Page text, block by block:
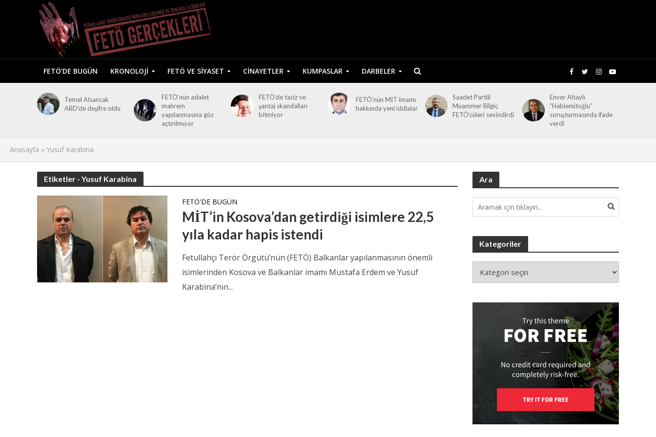
FETÖ’DE BUGÜN KRONOLOJI FETÖ VE SIYASET CINAYETLER KUMPASLAR DARBELER
Temel Alsancak
ABD’de deşifre oldu
FETÖ’nün adalet
mahrem
yapılanmasına göz
açtırılmıyor
FETÖ’de taciz ve
şantaj skandalları
bitmiyor
FETÖ’nün MİT imamı
hakkında yeni iddialar
Saadet Partili
Muammer Bilgiç
FETÖ’cüleri sevindirdi
Enver Altaylı
“Hablemitoğlu”
soruşturmasında ifade
verdi
Anasayfa » Yusuf Karabina
Etiketler - Yusuf Karabina
FETÖ'DE BUGÜN
MİT’in Kosova’dan getirdiği isimlere 22,5
yıla kadar hapis istendi
Fetullahçı Terör Örgütü’nün (FETÖ) Balkanlar yapılanmasının önemli
isimlerinden Kosova ve Balkanlar imamı Mustafa Erdem ve Yusuf
Karabina’nın...
Ara
Kategoriler